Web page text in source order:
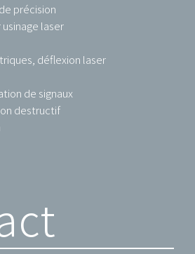
précision
laser
déflexion laser
de signaux
destructif